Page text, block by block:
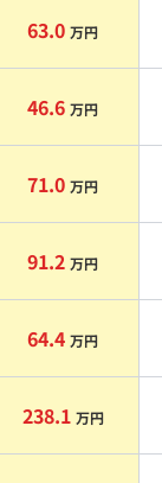
63.0 万円
46.6 万円
71.0 万円
91.2 万円
64.4 万円
238.1 万円